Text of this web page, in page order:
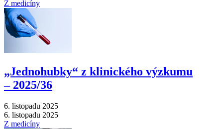
Z medicíny
„Jednohubky“ z klinického výzkumu
–⁠ 2025/36
6. listopadu 2025
6. listopadu 2025
Z medicíny